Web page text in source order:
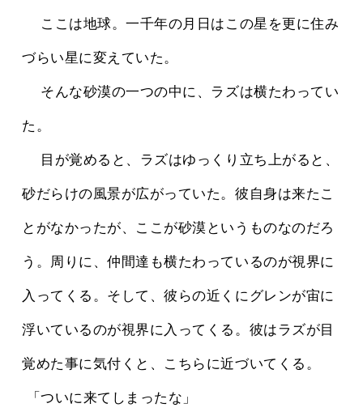
づらい星に変えていた。
た。
砂だらけの風景が広がっていた。彼自身は来たこ
とがなかったが、ここが砂漠というものなのだろ
う。周りに、仲間達も横たわっているのが視界に
入ってくる。そして、彼らの近くにグレンが宙に
浮いているのが視界に入ってくる。彼はラズが目
覚めた事に気付くと、こちらに近づいてくる。
「ついに来てしまったな」